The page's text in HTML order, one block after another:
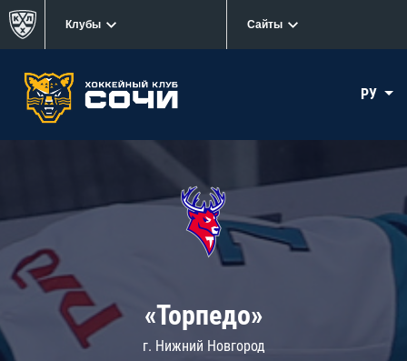
Клубы Сайты
РУ
«Торпедо»
г. Нижний Новгород